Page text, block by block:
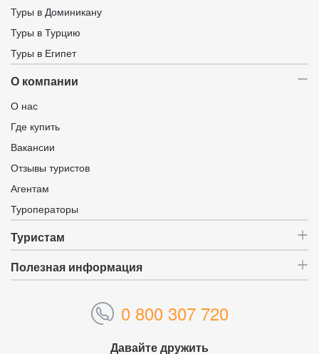
Туры в Доминикану
Туры в Турцию
Туры в Египет
О компании
О нас
Где купить
Вакансии
Отзывы туристов
Агентам
Туроператоры
Туристам
Полезная информация
0 800 307 720
Давайте дружить